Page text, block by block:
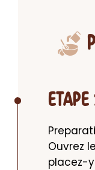
ETAPE
Ouvrez
placez-